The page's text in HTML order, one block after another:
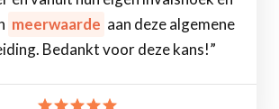
meerwaarde aan deze algemene
Bedankt voor deze kans!”